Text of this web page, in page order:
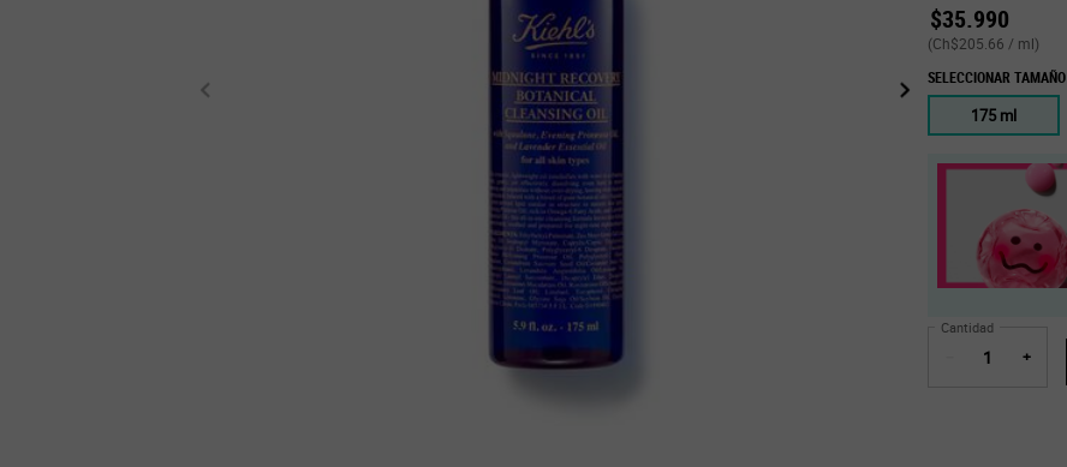
$35.990
(Ch$205.66 / ml)
SELECCIONAR TAMAÑO
Selected
175 ml
, 1 of 1
Cantidad
+